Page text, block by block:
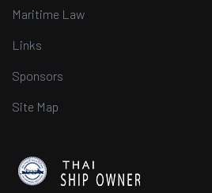
Maritime Law
Links
Sponsors
Site Map